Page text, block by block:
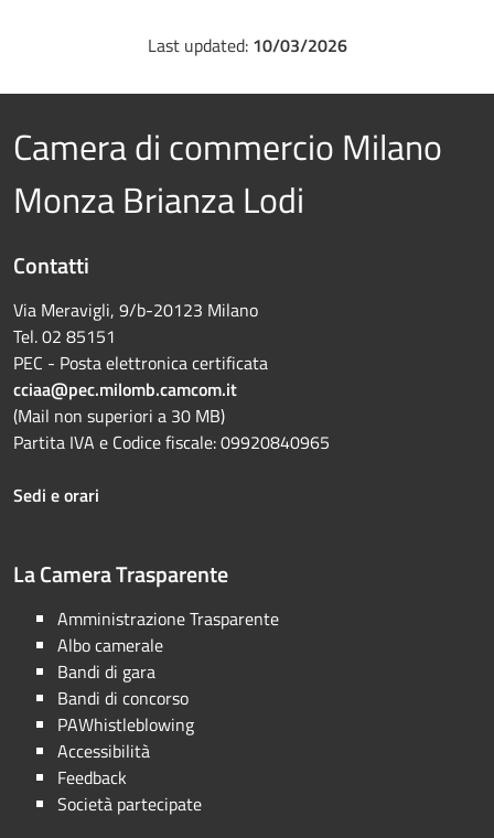
Last updated: 10/03/2026
Camera di commercio Milano
Monza Brianza Lodi
Contatti
Via Meravigli, 9/b-20123 Milano
Tel. 02 85151
PEC - Posta elettronica certificata
cciaa@pec.milomb.camcom.it
(Mail non superiori a 30 MB)
Partita IVA e Codice fiscale: 09920840965
Sedi e orari
La Camera Trasparente
Amministrazione Trasparente
Albo camerale
Bandi di gara
Bandi di concorso
PAWhistleblowing
Accessibilità
Feedback
Società partecipate